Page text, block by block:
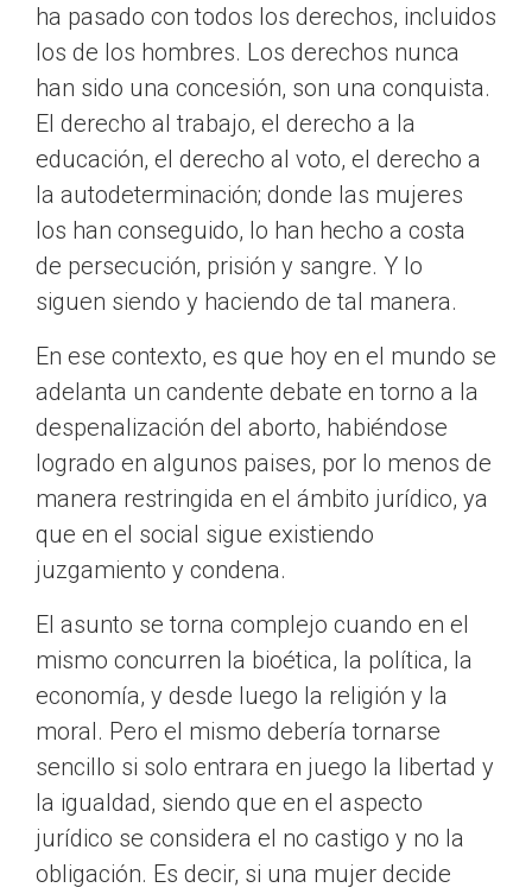
ha pasado con todos los derechos, incluidos
los de los hombres. Los derechos nunca
han sido una concesión, son una conquista.
El derecho al trabajo, el derecho a la
educación, el derecho al voto, el derecho a
la autodeterminación; donde las mujeres
los han conseguido, lo han hecho a costa
de persecución, prisión y sangre. Y lo
siguen siendo y haciendo de tal manera.
En ese contexto, es que hoy en el mundo se
adelanta un candente debate en torno a la
despenalización del aborto, habiéndose
logrado en algunos paises, por lo menos de
manera restringida en el ámbito jurídico, ya
que en el social sigue existiendo
juzgamiento y condena.
El asunto se torna complejo cuando en el
mismo concurren la bioética, la política, la
economía, y desde luego la religión y la
moral. Pero el mismo debería tornarse
sencillo si solo entrara en juego la libertad y
la igualdad, siendo que en el aspecto
jurídico se considera el no castigo y no la
obligación. Es decir, si una mujer decide